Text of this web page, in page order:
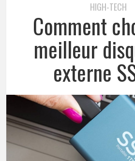
HIGH-TECH
Comment
meilleur
externe